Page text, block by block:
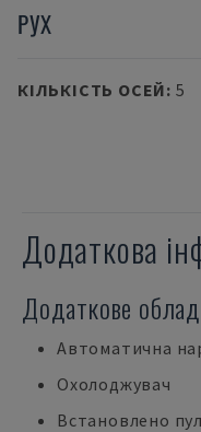
РУХ
КІЛЬКІСТЬ ОСЕЙ: 5
Додаткова
Додаткове
Автоматична
Охолоджувач
Встановлено